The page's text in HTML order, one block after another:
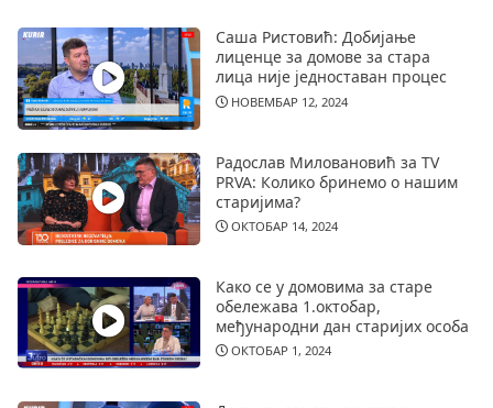
Саша Ристовић: Добијање
лиценце за домове за стара
лица није једноставан процес
НОВЕМБАР 12, 2024
Радослав Миловановић за TV
PRVA: Колико бринемо о нашим
старијима?
ОКТОБАР 14, 2024
Како се у домовима за старе
обележава 1.октобар,
међународни дан старијих особа
ОКТОБАР 1, 2024